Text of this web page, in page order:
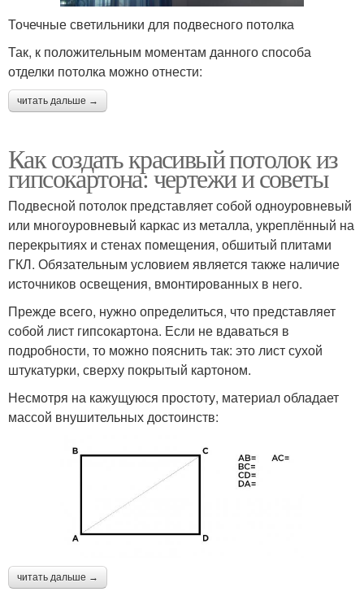
Точечные светильники для подвесного потолка
Так, к положительным моментам данного способа
отделки потолка можно отнести:
читать дальше →
Как создать красивый потолок из
гипсокартона: чертежи и советы
Подвесной потолок представляет собой одноуровневый
или многоуровневый каркас из металла, укреплённый на
перекрытиях и стенах помещения, обшитый плитами
ГКЛ. Обязательным условием является также наличие
источников освещения, вмонтированных в него.
Прежде всего, нужно определиться, что представляет
собой лист гипсокартона. Если не вдаваться в
подробности, то можно пояснить так: это лист сухой
штукатурки, сверху покрытый картоном.
Несмотря на кажущуюся простоту, материал обладает
массой внушительных достоинств:
читать дальше →